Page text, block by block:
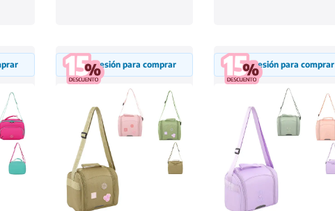
Inicia sesión para comprar Inicia sesión para comprar